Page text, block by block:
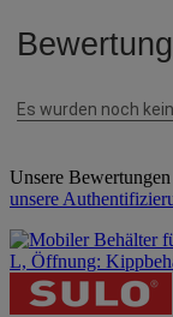
Unsere
unsere